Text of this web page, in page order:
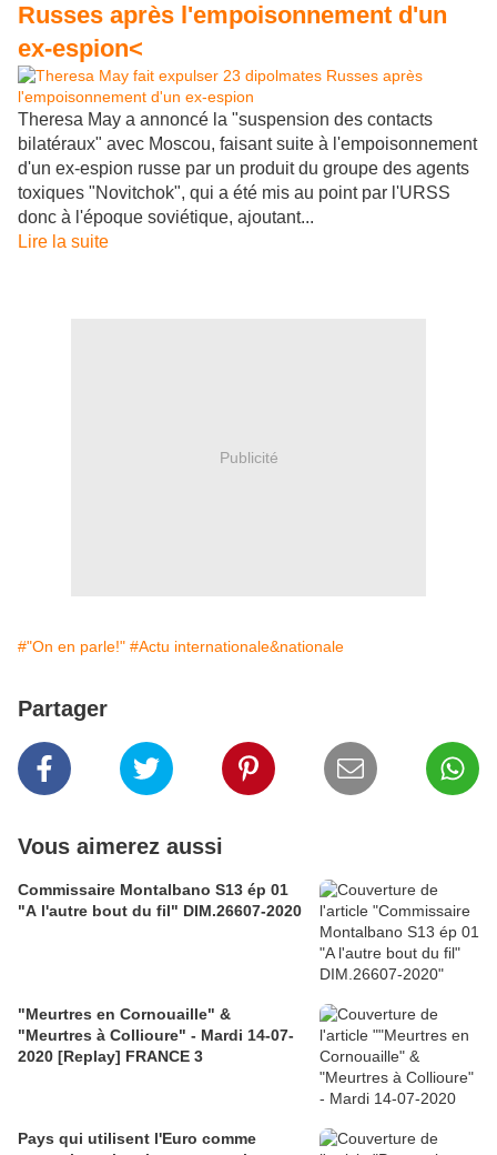
Russes après l'empoisonnement d'un
ex-espion<
Theresa May a annoncé la "suspension des contacts
bilatéraux" avec Moscou, faisant suite à l'empoisonnement
d'un ex-espion russe par un produit du groupe des agents
toxiques "Novitchok", qui a été mis au point par l'URSS
donc à l'époque soviétique, ajoutant...
Lire la suite
Publicité
#"On en parle!" #Actu internationale&nationale
Partager
Vous aimerez aussi
Commissaire Montalbano S13 ép 01
"A l'autre bout du fil" DIM.26607-2020
"Meurtres en Cornouaille" &
"Meurtres à Collioure" - Mardi 14-07-
2020 [Replay] FRANCE 3
Pays qui utilisent l'Euro comme